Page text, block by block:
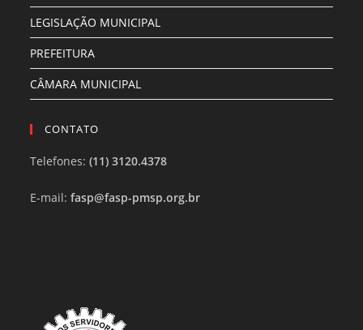
LEGISLAÇÃO MUNICIPAL
PREFEITURA
CÂMARA MUNICIPAL
CONTATO
Telefones:(11) 3120.4378
E-mail:fasp@fasp-pmsp.org.br